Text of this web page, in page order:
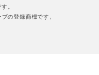
。
の登録商標です。